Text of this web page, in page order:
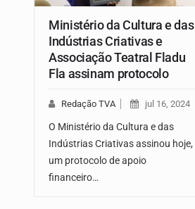
Ministério da Cultura e das
Indústrias Criativas e
Associação Teatral Fladu
Fla assinam protocolo
Redação TVA jul 16, 2024
O Ministério da Cultura e das
Indústrias Criativas assinou hoje,
um protocolo de apoio
financeiro…